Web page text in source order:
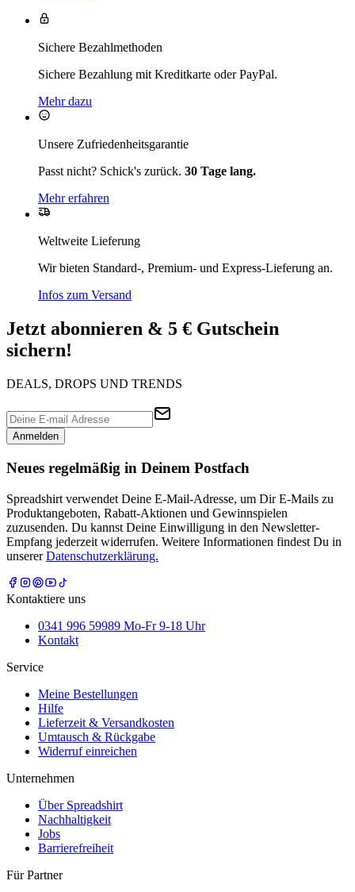
Sichere Bezahlmethoden
Sichere Bezahlung mit Kreditkarte oder PayPal.
Mehr dazu
Unsere Zufriedenheitsgarantie
Passt nicht? Schick's zurück. 30 Tage lang.
Mehr erfahren
Weltweite Lieferung
Wir bieten Standard-, Premium- und Express-Lieferung an.
Infos zum Versand
Jetzt abonnieren & 5 € Gutschein
sichern!
DEALS, DROPS UND TRENDS
Anmelden
Neues regelmäßig in Deinem Postfach
Spreadshirt verwendet Deine E-Mail-Adresse, um Dir E-Mails zu
Produktangeboten, Rabatt-Aktionen und Gewinnspielen
zuzusenden. Du kannst Deine Einwilligung in den Newsletter-
Empfang jederzeit widerrufen. Weitere Informationen findest Du in
unsererDatenschutzerklärung.
Kontaktiere uns
0341 996 59989 Mo-Fr 9-18 Uhr
Kontakt
Service
Meine Bestellungen
Hilfe
Lieferzeit & Versandkosten
Umtausch & Rückgabe
Widerruf einreichen
Unternehmen
Über Spreadshirt
Nachhaltigkeit
Jobs
Barrierefreiheit
Für Partner